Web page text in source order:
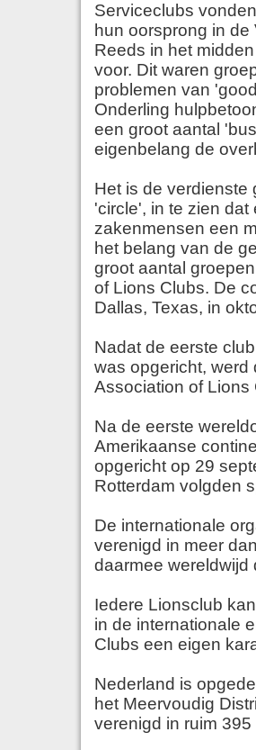
Serviceclubs
hun oorsprong in
Reeds in het
voor. Dit waren
problemen van
Onderling
een groot aantal
eigenbelang de
Het is de verdienste
'circle', in te zien
zakenmensen een
het belang van de
groot aantal
of Lions Clubs. De
Dallas, Texas, in
Nadat de eerste
was opgericht, werd
Association of Lions
Na de eerste
Amerikaanse
opgericht op 29
Rotterdam volgden
De internationale
verenigd in meer
daarmee wereldwijd
Iedere Lionsclub
in de internationale
Clubs een eigen
Nederland is
het Meervoudig
verenigd in ruim